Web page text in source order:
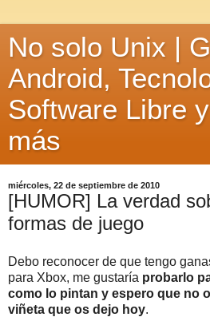
No solo Unix |
Android,
Software Libre
más
miércoles, 22 de septiembre de 2010
[HUMOR] La verdad
formas de juego
Debo reconocer de que tengo
para Xbox, me gustaría probarlo
como lo pintan y espero que no
viñeta que os dejo hoy.